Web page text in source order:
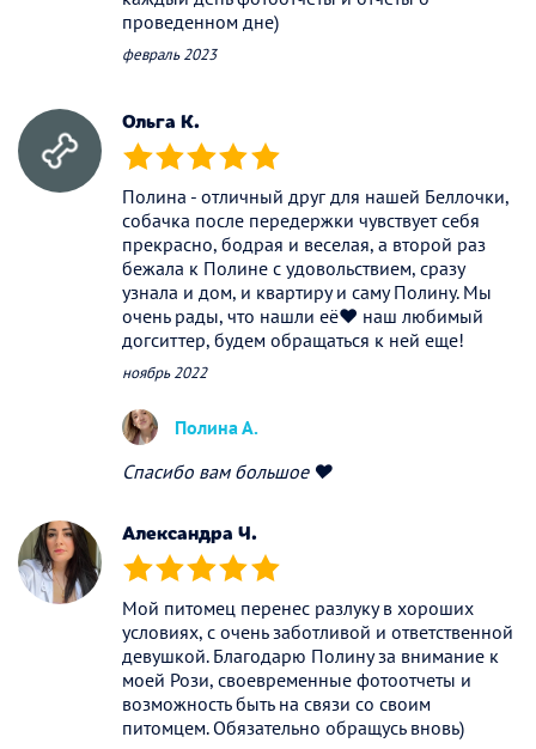
проведенном дне)
февраль 2023
Ольга К.
(*) (*) (*) (*) (*)
Полина - отличный друг для нашей Беллочки,
собачка после передержки чувствует себя
прекрасно, бодрая и веселая, а второй раз
бежала к Полине с удовольствием, сразу
узнала и дом, и квартиру и саму Полину. Мы
очень рады, что нашли её❤️ наш любимый
догситтер, будем обращаться к ней еще!
ноябрь 2022
Полина А.
Спасибо вам большое ❤️
Александра Ч.
(*) (*) (*) (*) (*)
Мой питомец перенес разлуку в хороших
условиях, с очень заботливой и ответственной
девушкой. Благодарю Полину за внимание к
моей Рози, своевременные фотоотчеты и
возможность быть на связи со своим
питомцем. Обязательно обращусь вновь)